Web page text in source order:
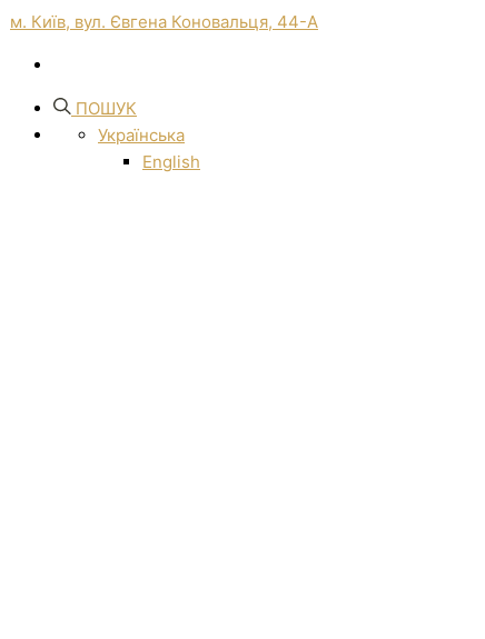
м. Київ, вул. Євгена Коновальця, 44-А
ПОШУК
Українська
English